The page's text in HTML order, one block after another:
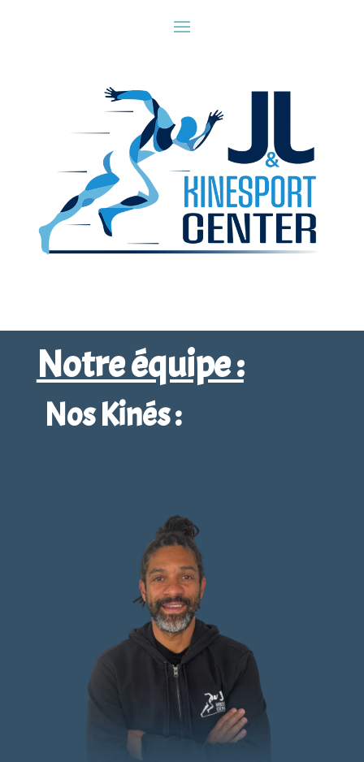
Notre équipe :
Nos Kinés :